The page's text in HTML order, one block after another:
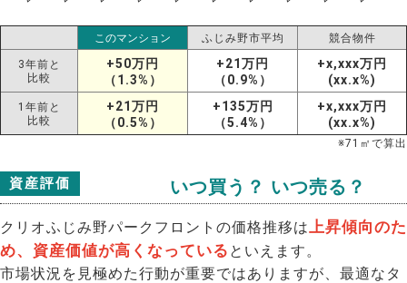
このマンション ふじみ野市平均 競合物件
3年前と
比較
+50万円
（1.3%）
+21万円
（0.9%）
+x,xxx万円
(xx.x%)
1年前と
比較
+21万円
（0.5%）
+135万円
（5.4%）
+x,xxx万円
(xx.x%)
※71 ㎡で算出
資産評価 いつ買う？ いつ売る？
クリオふじみ野パークフロントの価格推移は 上昇傾向のた
め、資産価値が高くなっている といえます。
市場状況を見極めた行動が重要ではありますが、最適なタ